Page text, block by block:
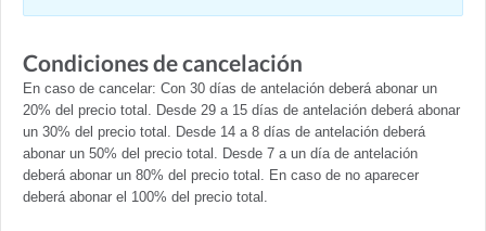
Condiciones de cancelación
En caso de cancelar: Con 30 días de antelación deberá abonar un
20% del precio total. Desde 29 a 15 días de antelación deberá abonar
un 30% del precio total. Desde 14 a 8 días de antelación deberá
abonar un 50% del precio total. Desde 7 a un día de antelación
deberá abonar un 80% del precio total. En caso de no aparecer
deberá abonar el 100% del precio total.